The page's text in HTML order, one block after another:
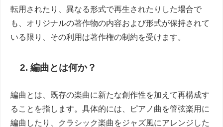
転用されたり、異なる形式で再生されたりした場合で
も、オリジナルの著作物の内容および形式が保持されて
いる限り、その利用は著作権の制約を受けます。
2. 編曲とは何か？
編曲とは、既存の楽曲に新たな創作性を加えて再構成す
ることを指します。具体的には、ピアノ曲を管弦楽用に
編曲したり、クラシック楽曲をジャズ風にアレンジした